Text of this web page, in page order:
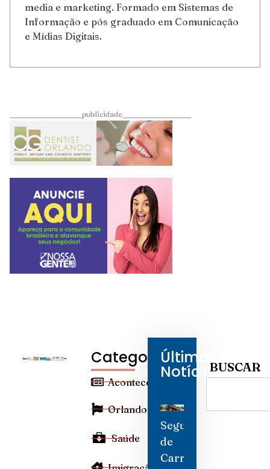
media e marketing. Formado em Sistemas de
Informação e pós graduado em Comunicação
e Mídias Digitais.
____________________publicidade___________________
Categorias
Aconteceu
Orlando
Saúde
Últimas
Notícias
Seguro
de
Carro
BUSCAR